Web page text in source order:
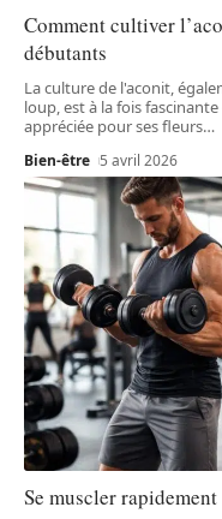
Comment cultiver
débutants
La culture de l'aconit,
loup, est à la fois
appréciée pour ses fleurs…
Bien-être 5 avril 2026
Se muscler